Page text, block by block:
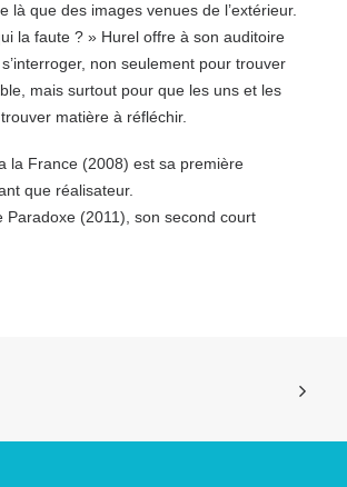
là que des images venues de l’extérieur.
la faute ? » Hurel offre à son auditoire
non seulement pour trouver
mais surtout pour que les uns et les
matière à réfléchir.
la France (2008) est sa première
que réalisateur.
Paradoxe (2011), son second court